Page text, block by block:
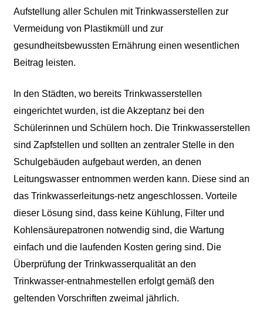
Aufstellung aller Schulen mit Trinkwasserstellen zur
Vermeidung von Plastikmüll und zur
gesundheitsbewussten Ernährung einen wesentlichen
Beitrag leisten.
In den Städten, wo bereits Trinkwasserstellen
eingerichtet wurden, ist die Akzeptanz bei den
Schülerinnen und Schülern hoch. Die Trinkwasserstellen
sind Zapfstellen und sollten an zentraler Stelle in den
Schulgebäuden aufgebaut werden, an denen
Leitungswasser entnommen werden kann. Diese sind an
das Trinkwasserleitungs-netz angeschlossen. Vorteile
dieser Lösung sind, dass keine Kühlung, Filter und
Kohlensäurepatronen notwendig sind, die Wartung
einfach und die laufenden Kosten gering sind. Die
Überprüfung der Trinkwasserqualität an den
Trinkwasser-entnahmestellen erfolgt gemäß den
geltenden Vorschriften zweimal jährlich.